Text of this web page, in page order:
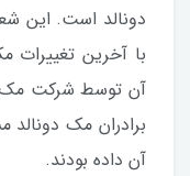
دونالد است. این
با آخرین تغییرات
آن توسط شرکت مک
برادران مک دونالد
آن داده بودند.